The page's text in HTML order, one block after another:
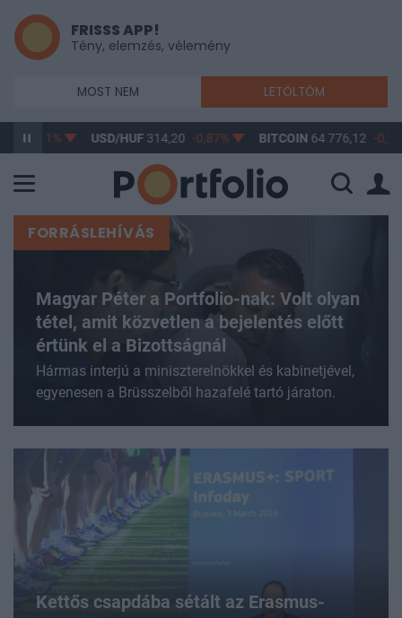
FRISSS APP!
Tény, elemzés, vélemény
MOST NEM LETÖLTÖM
-0,61% USD/HUF314,20 -0,87% BITCOIN 64 776,12 -0,2%
FORRÁSLEHÍVÁS
Magyar Péter a Portfolio-nak: Volt olyan
tétel, amit közvetlen a bejelentés előtt
értünk el a Bizottságnál
Hármas interjú a miniszterelnökkel és kabinetjével,
egyenesen a Brüsszelből hazafelé tartó járaton.
Kettős csapdába sétált az Erasmus-